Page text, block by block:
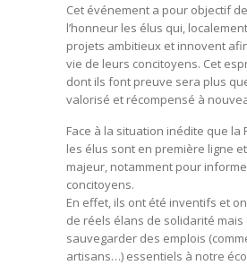
Cet événement a pour objectif
l’honneur les élus qui,
projets ambitieux et innovent
vie de leurs concitoyens. Cet
dont ils font preuve sera plus
valorisé et récompensé à
Face à la situation inédite que la
les élus sont en première ligne
majeur, notamment pour
concitoyens.
En effet, ils ont été inventifs et
de réels élans de solidarité
sauvegarder des emplois
artisans…) essentiels à notre